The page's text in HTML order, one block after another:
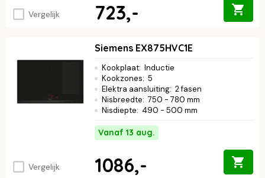
Vergelijk 723,-
Vergelijk
Siemens EX875HVC1E
Kookplaat: Inductie
Kookzones: 5
Elektra aansluiting: 2 fasen
Nisbreedte: 750 - 780 mm
Nisdiepte: 490 - 500 mm
Vanaf 13 aug.
1086,-